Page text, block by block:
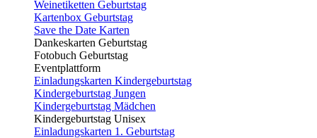
Weinetiketten Geburtstag
Kartenbox Geburtstag
Save the Date Karten
Dankeskarten Geburtstag
Fotobuch Geburtstag
Eventplattform
Einladungskarten Kindergeburtstag
Kindergeburtstag Jungen
Kindergeburtstag Mädchen
Kindergeburtstag Unisex
Einladungskarten 1. Geburtstag